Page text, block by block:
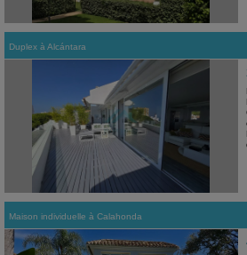
Duplex à Alcántara
Maison individuelle à Calahonda